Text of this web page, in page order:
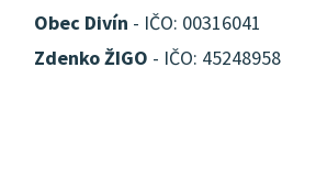
Obec Divín - IČO: 00316041
Zdenko ŽIGO - IČO: 45248958